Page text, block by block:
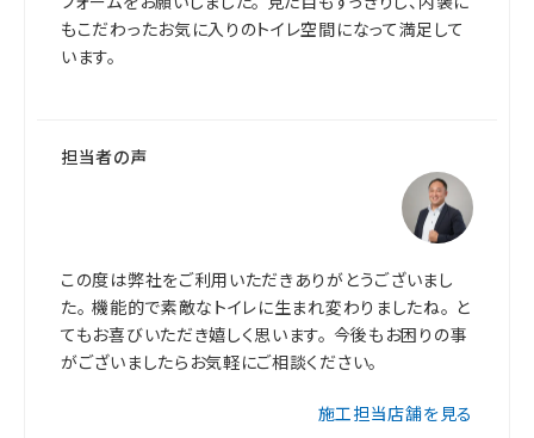
もこだわったお気に入りのトイレ空間になって満足して
います。
担当者の声
この度は弊社をご利用いただきありがとうございまし
た。 機能的で素敵なトイレに生まれ変わりましたね。 と
てもお喜びいただき嬉しく思います。 今後もお困りの事
がございましたらお気軽にご相談ください。
施工担当店舗を見る